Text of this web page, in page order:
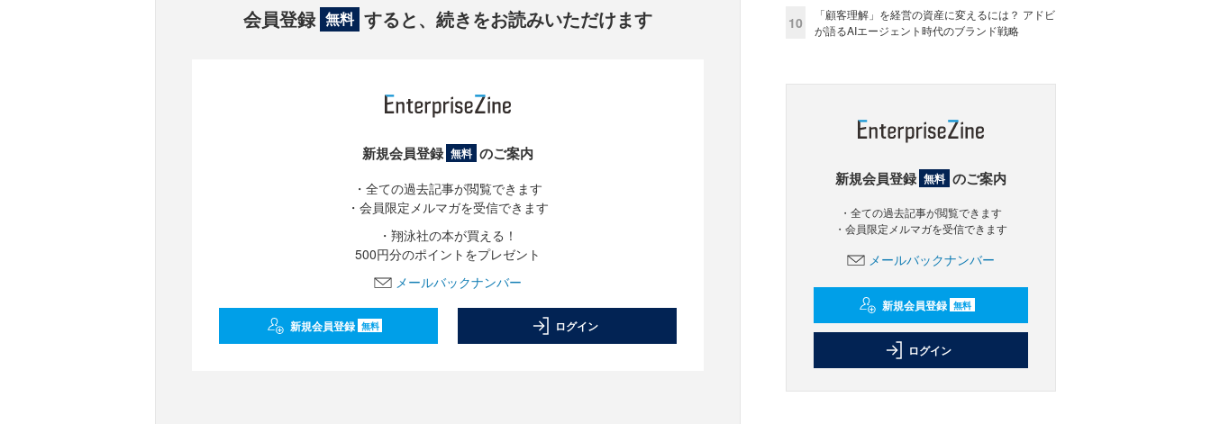
会員登録 無料 すると、続きをお読みいただけます
新規会員登録 無料 のご案内
・全ての過去記事が閲覧できます
・会員限定メルマガを受信できます
・翔泳社の本が買える！
500円分のポイントをプレゼント
メールバックナンバー
新規会員登録 無料 ログイン
10
「顧客理解」を経営の資産に変えるには？ アドビ
が語るAIエージェント時代のブランド戦略
新規会員登録 無料 のご案内
・全ての過去記事が閲覧できます
・会員限定メルマガを受信できます
メールバックナンバー
新規会員登録 無料
ログイン